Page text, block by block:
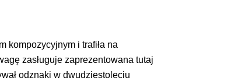
kompozycyjnym i trafiła na
zasługuje zaprezentowana tutaj
odznaki w dwudziestoleciu